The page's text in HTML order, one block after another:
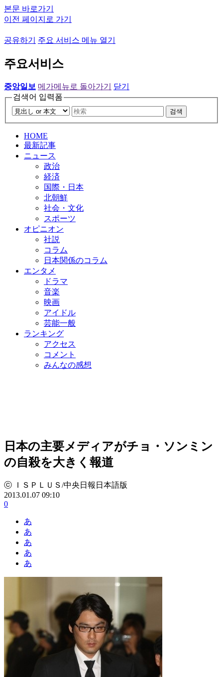
본문 바로가기
이전 페이지로 가기
공유하기 주요 서비스 메뉴 열기
주요서비스
중앙일보 메가메뉴로 돌아가기
닫기
검색어 입력폼
검색
HOME
最新記事
ニュース
政治
経済
国際・日本
北朝鮮
社会・文化
スポーツ
オピニオン
社説
コラム
日本関係のコラム
エンタメ
ドラマ
音楽
映画
アイドル
芸能一般
ランキング
アクセス
コメント
みんなの感想
日本の主要メディアがチョ・ソンミン
の自殺を大きく報道
ⓒ ＩＳＰＬＵＳ/中央日報日本語版
2013.01.07 09:10
0
あ
あ
あ
あ
あ